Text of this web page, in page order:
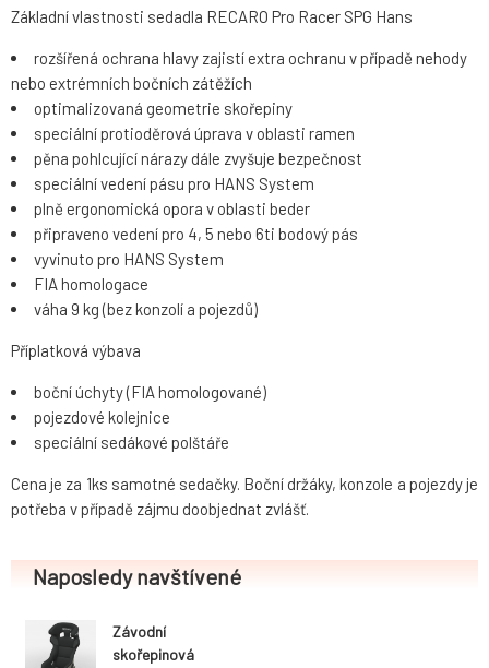
Základní vlastnosti sedadla RECARO Pro Racer SPG Hans
rozšířená ochrana hlavy zajistí extra ochranu v případě nehody
nebo extrémních bočních zátěžích
optimalizovaná geometrie skořepiny
speciální protioděrová úprava v oblasti ramen
pěna pohlcující nárazy dále zvyšuje bezpečnost
speciální vedení pásu pro HANS System
plně ergonomická opora v oblasti beder
připraveno vedení pro 4, 5 nebo 6ti bodový pás
vyvinuto pro HANS System
FIA homologace
váha 9 kg (bez konzolí a pojezdů)
Příplatková výbava
boční úchyty (FIA homologované)
pojezdové kolejnice
speciální sedákové polštáře
Cena je za 1ks samotné sedačky. Boční držáky, konzole a pojezdy je
potřeba v případě zájmu doobjednat zvlášť.
Naposledy navštívené
Závodní
skořepinová